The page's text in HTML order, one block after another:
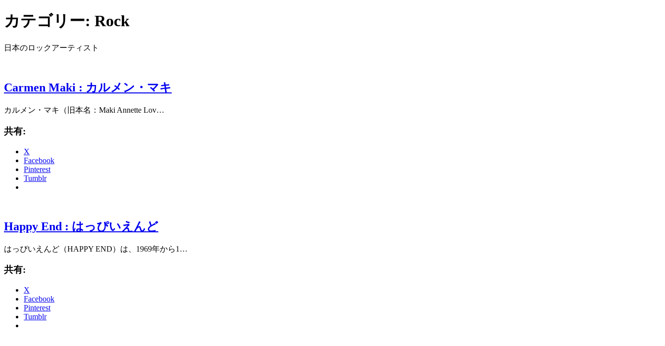
カテゴリー: Rock
日本のロックアーティスト
Carmen Maki : カルメン・マキ
カルメン・マキ（旧本名：Maki Annette Lov…
共有:
X
Facebook
Pinterest
Tumblr
Happy End : はっぴいえんど
はっぴいえんど（HAPPY END）は、1969年から1…
共有:
X
Facebook
Pinterest
Tumblr